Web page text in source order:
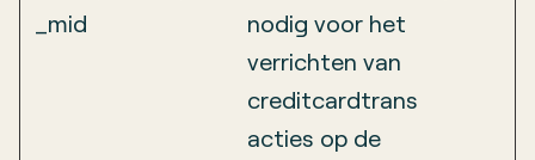
_mid
nodig voor het
verrichten van
creditcardtrans
acties op de